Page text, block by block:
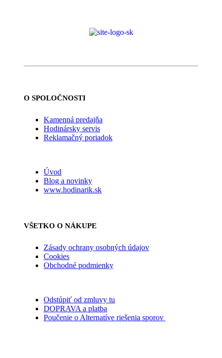
O SPOLOČNOSTI
Kamenná predajňa
Hodinársky servis
Reklamačný poriadok
Úvod
Blog a novinky
www.hodinarik.sk
VŠETKO O NÁKUPE
Zásady ochrany osobných údajov
Cookies
Obchodné podmienky
Odstúpiť od zmluvy tu
DOPRAVA a platba
Poučenie o Alternatíve riešenia sporov